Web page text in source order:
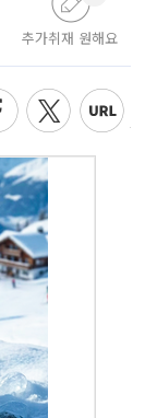
추가취재 원해요